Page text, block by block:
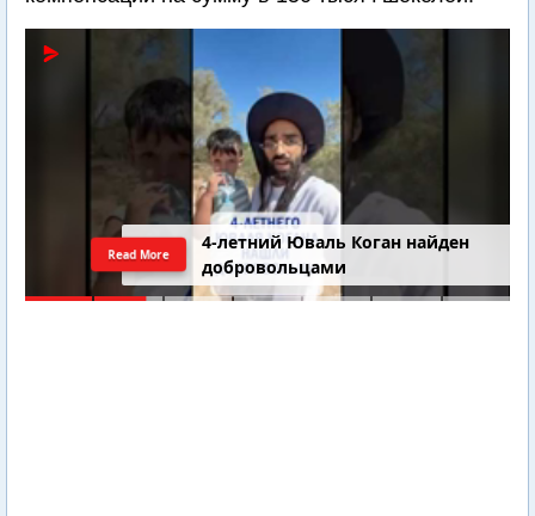
4-летний Юваль Коган найден
добровольцами
Read More